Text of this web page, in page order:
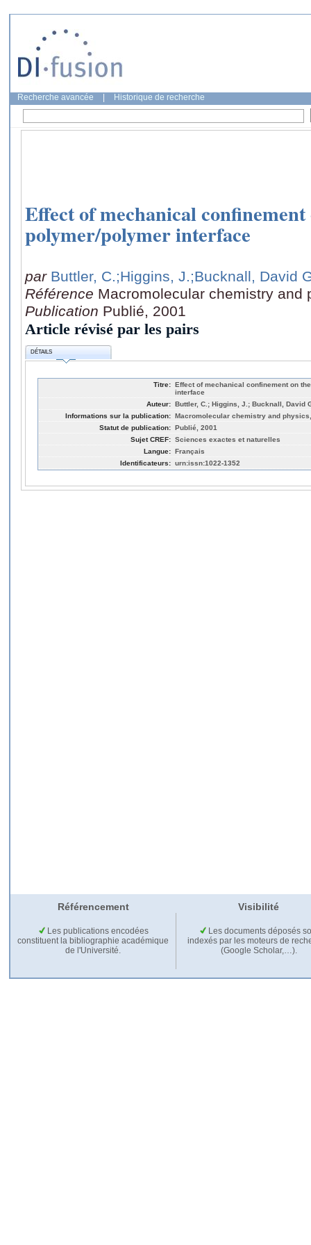
Recherche avancée Historique de recherche
Effect of mechanical
polymer/polymer interface
par Buttler, C.;Higgins, J.;Bucknall, David
Référence Macromolecular chemistry and
Publication Publié, 2001
Article révisé par les pairs
DÉTAILS
Titre: Effect of mechanical confinement on
interface
Auteur: Buttler, C.; Higgins, J.; Bucknall, David
Informations sur la publication: Macromolecular chemistry and
Statut de publication: Publié, 2001
Sujet CREF: Sciences exactes et naturelles
Langue: Français
Identificateurs: urn:issn:1022-1352
Référencement Visibilité
Les publications encodées
constituent la bibliographie académique
de l'Université.
Les documents déposés
indexés par les moteurs de
(Google Scholar,…).